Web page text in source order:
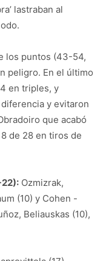
lastraban al
los puntos (43-54,
peligro. En el último
en triples, y
y evitaron
que acabó
de 28 en tiros de
Ozmizrak,
(10) y Cohen -
Beliauskas (10),